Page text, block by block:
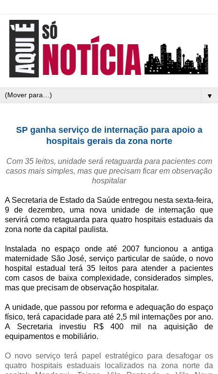
▼
SP ganha serviço de internação para apoio a
hospitais gerais da zona norte
Com 35 leitos, unidade será retaguarda para pacientes com
casos mais simples, mas que precisam ficar em observação
hospitalar
A Secretaria de Estado da Saúde entregou nesta sexta-feira,
9 de dezembro, uma nova unidade de internação que
servirá como retaguarda para quatro hospitais estaduais da
zona norte da capital paulista.
Instalada no espaço onde até 2007 funcionou a antiga
maternidade São José, serviço particular de saúde, o novo
hospital estadual terá 35 leitos para atender a pacientes
com casos de baixa complexidade, considerados simples,
mas que precisam de observação hospitalar.
A unidade, que passou por reforma e adequação do espaço
físico, terá capacidade para até 2,5 mil internações por ano.
A Secretaria investiu R$ 400 mil na aquisição de
equipamentos e mobiliário.
O novo serviço terá papel estratégico para desafogar os
quatro hospitais estaduais localizados na zona norte da